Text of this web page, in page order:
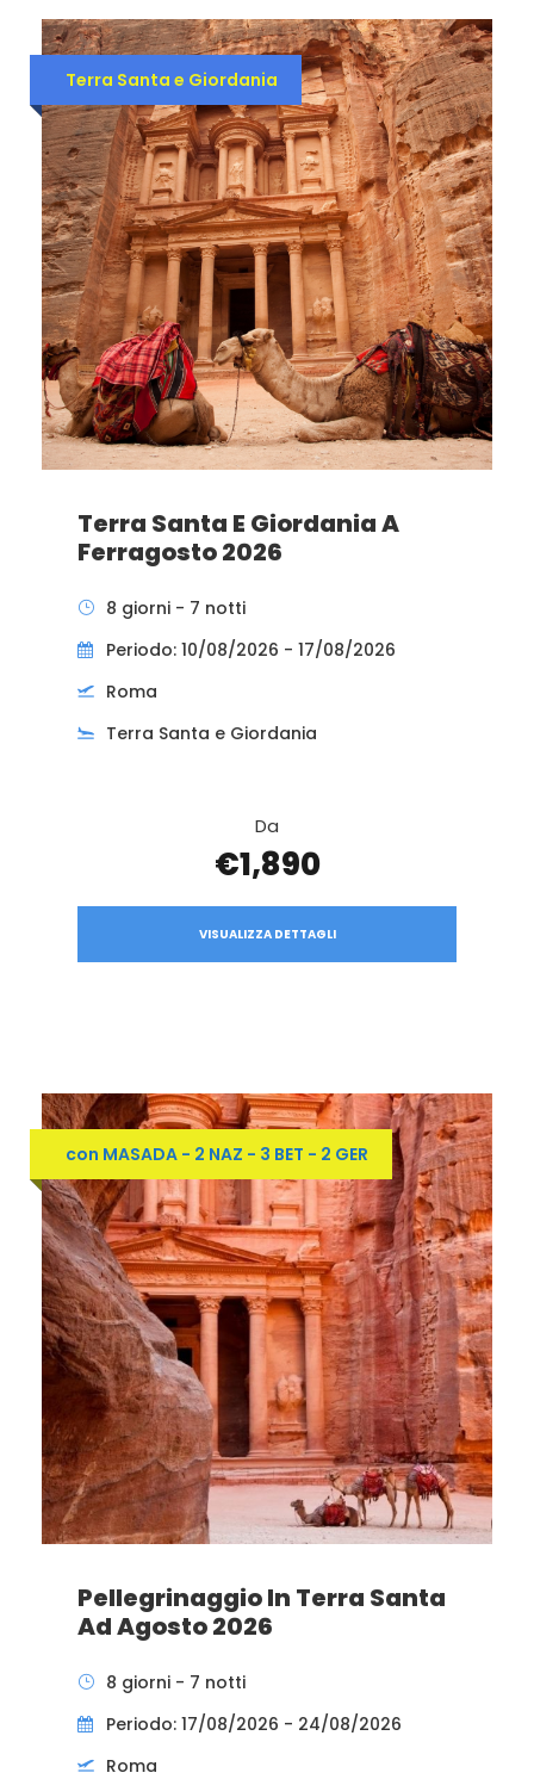
Terra Santa e Giordania
Terra Santa E Giordania A
Ferragosto 2026
8 giorni - 7 notti
Periodo: 10/08/2026 - 17/08/2026
Roma
Terra Santa e Giordania
Da
€1,890
VISUALIZZA DETTAGLI
con MASADA - 2 NAZ - 3 BET - 2 GER
Pellegrinaggio In Terra Santa
Ad Agosto 2026
8 giorni - 7 notti
Periodo: 17/08/2026 - 24/08/2026
Roma